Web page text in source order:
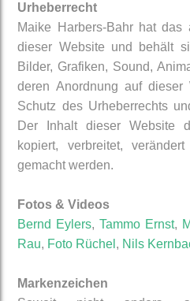
Urheberrecht
Maike Harbers-Bahr hat das
dieser Website und behält
Bilder, Grafiken, Sound,
deren Anordnung auf dieser
Schutz des Urheberrechts
Der Inhalt dieser Website
kopiert, verbreitet,
gemacht werden.
Fotos & Videos
Bernd Eylers,Tammo Ernst,
Rau, Foto Rüchel , Nils
Markenzeichen